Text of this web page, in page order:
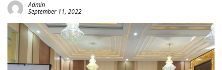
Admin
September 11, 2022